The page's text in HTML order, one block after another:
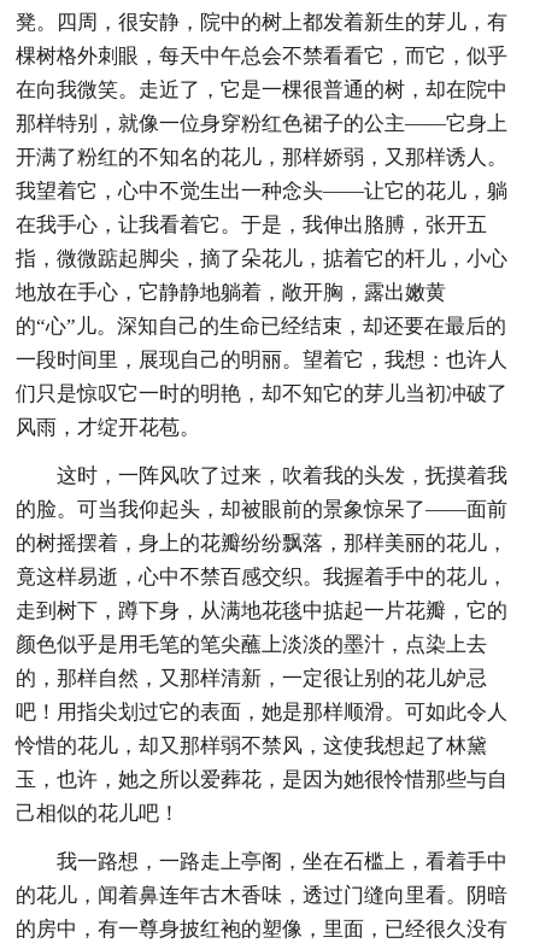
凳。四周，很安静，院中的树上都发着新生的芽儿，有
棵树格外刺眼，每天中午总会不禁看看它，而它，似乎
在向我微笑。走近了，它是一棵很普通的树，却在院中
那样特别，就像一位身穿粉红色裙子的公主——它身上
开满了粉红的不知名的花儿，那样娇弱，又那样诱人。
我望着它，心中不觉生出一种念头——让它的花儿，躺
在我手心，让我看着它。于是，我伸出胳膊，张开五
指，微微踮起脚尖，摘了朵花儿，掂着它的杆儿，小心
地放在手心，它静静地躺着，敞开胸，露出嫩黄
的“心”儿。深知自己的生命已经结束，却还要在最后的
一段时间里，展现自己的明丽。望着它，我想：也许人
们只是惊叹它一时的明艳，却不知它的芽儿当初冲破了
风雨，才绽开花苞。
这时，一阵风吹了过来，吹着我的头发，抚摸着我
的脸。可当我仰起头，却被眼前的景象惊呆了——面前
的树摇摆着，身上的花瓣纷纷飘落，那样美丽的花儿，
竟这样易逝，心中不禁百感交织。我握着手中的花儿，
走到树下，蹲下身，从满地花毯中掂起一片花瓣，它的
颜色似乎是用毛笔的笔尖蘸上淡淡的墨汁，点染上去
的，那样自然，又那样清新，一定很让别的花儿妒忌
吧！用指尖划过它的表面，她是那样顺滑。可如此令人
怜惜的花儿，却又那样弱不禁风，这使我想起了林黛
玉，也许，她之所以爱葬花，是因为她很怜惜那些与自
己相似的花儿吧！
我一路想，一路走上亭阁，坐在石槛上，看着手中
的花儿，闻着鼻连年古木香味，透过门缝向里看。阴暗
的房中，有一尊身披红袍的塑像，里面，已经很久没有